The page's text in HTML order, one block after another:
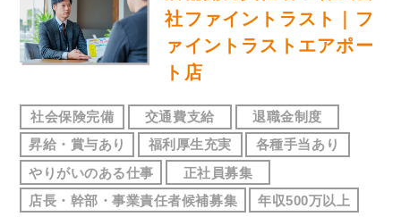
社ファイントラスト｜フ
ァイントラストエアポー
ト店
社会保険完備 交通費支給
退職金制度
昇給・賞与あり
福利厚生充実
各種手当あり
やりがいのある仕事
正社員募集
店長・幹部・事業責任者候補募集
年収500万以上